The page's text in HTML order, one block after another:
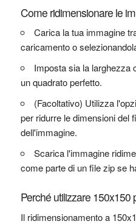
Come ridimensionare le
Carica la tua immagine
caricamento o
Imposta sia la larghezza
un quadrato perfetto.
(Facoltativo) Utilizza
per ridurre le dimensioni del
dell'immagine.
Scarica l'immagine
come parte di un file zip se
Perché utilizzare 150x150
Il ridimensionamento a